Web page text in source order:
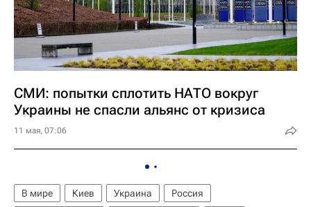
СМИ: попытки сплотить НАТО вокруг
Украины не спасли альянс от кризиса
11 мая, 07:06
В мире Киев Украина
Россия